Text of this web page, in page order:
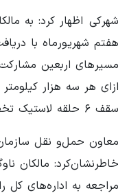
شهرکی اظهار کرد: به
هفتم شهریورماه با
مسیرهای اربعین مشارکت
سقف ۶ حلقه لاستیک تخصیص داده می‌شود.
معاون حمل‌و نقل
خاطرنشان‌کرد: مالکان
مراجعه به اداره‌های